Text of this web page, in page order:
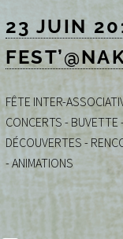
23 JUIN
FÊTE INTER-
CONCERTS - BUVETTE
DÉCOUVERTES -
- ANIMATIONS